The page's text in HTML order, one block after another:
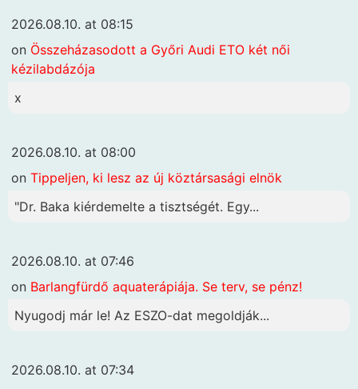
2026.08.10. at 08:15
on Összeházasodott a Győri Audi ETO két női
kézilabdázója
x
2026.08.10. at 08:00
on Tippeljen, ki lesz az új köztársasági elnök
"Dr. Baka kiérdemelte a tisztségét. Egy...
2026.08.10. at 07:46
on Barlangfürdő aquaterápiája. Se terv, se pénz!
Nyugodj már le! Az ESZO-dat megoldják...
2026.08.10. at 07:34